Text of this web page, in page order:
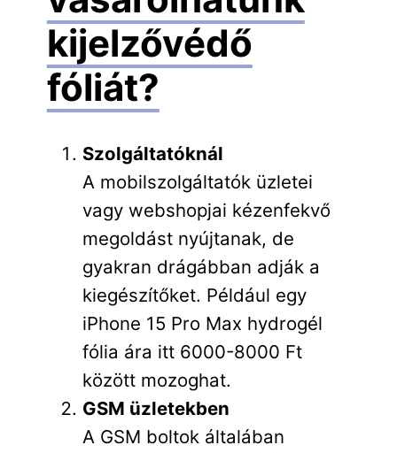
kijelzővédő
fóliát?
Szolgáltatóknál
A mobilszolgáltatók üzletei
vagy webshopjai kézenfekvő
megoldást nyújtanak, de
gyakran drágábban adják a
kiegészítőket. Például egy
iPhone 15 Pro Max hydrogél
fólia ára itt 6000-8000 Ft
között mozoghat.
GSM üzletekben
A GSM boltok általában